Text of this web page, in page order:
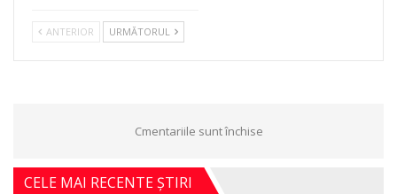
ANTERIOR URMĂTORUL
Cmentariile sunt închise
CELE MAI RECENTE ȘTIRI